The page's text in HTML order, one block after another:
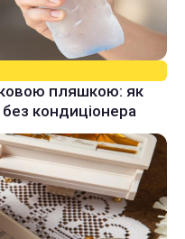
пляшкою: як
кондиціонера